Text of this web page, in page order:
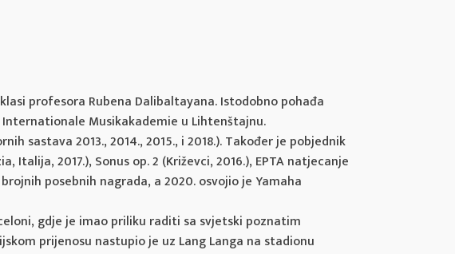
profesora Rubena Dalibaltayana. Istodobno pohađa
Musikakademie u Lihtenštajnu.
sastava 2013., 2014., 2015., i 2018.). Također je pobjednik
2017.), Sonus op. 2 (Križevci, 2016.), EPTA natjecanje
posebnih nagrada, a 2020. osvojio je Yamaha
gdje je imao priliku raditi sa svjetski poznatim
prijenosu nastupio je uz Lang Langa na stadionu